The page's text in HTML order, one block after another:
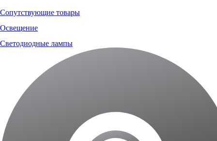
Сопутствующие товары
Освещение
Светодиодные лампы